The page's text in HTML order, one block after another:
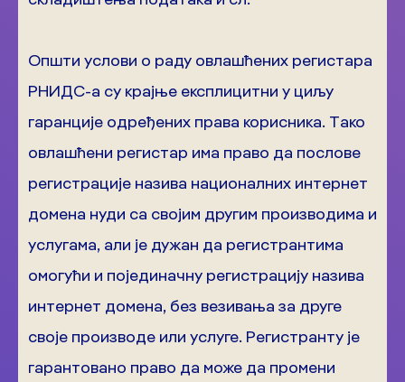
Општи услови о раду овлашћених регистара
РНИДС-а су крајње експлицитни у циљу
гаранције одређених права корисника. Tако
овлашћени регистар има право да послове
регистрације назива националних интернет
домена нуди са својим другим производима и
услугама, али је дужан да регистрантима
омогући и појединачну регистрацију назива
интернет домена, без везивања за друге
своје производе или услуге. Регистранту је
гарантовано право да може да промени